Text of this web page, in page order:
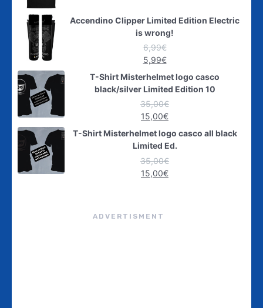
Accendino Clipper Limited Edition Electric
is wrong!
6,99€
5,99€
T-Shirt Misterhelmet logo casco
black/silver Limited Edition 10
35,00€
15,00€
T-Shirt Misterhelmet logo casco all black
Limited Ed.
35,00€
15,00€
ADVERTISMENT